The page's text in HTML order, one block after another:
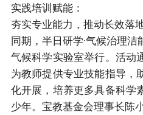
实践培训赋能：
夯实专业能力，推动长效落
同期，半日研学·气候治理
气候科学实验室举行。活动
为教师提供专业技能指导，
化开展，培养更多具备科学
少年。宝教基金会理事长陈